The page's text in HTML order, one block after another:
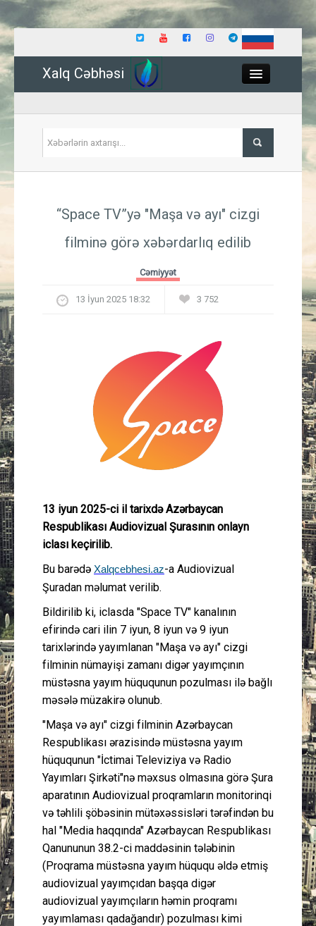
Xalq Cəbhəsi
İqtisadiyyat
Mədəniyyət
Müsahibə
İdman
Gündəm
“Space TV”yə "Maşa və ayı" cizgi
filminə görə xəbərdarlıq edilib
Cəmiyyət
13 İyun 2025 18:32 3 752
13 iyun 2025-ci il tarixdə Azərbaycan
Respublikası Audiovizual Şurasının onlayn
iclası keçirilib.
Bu barədə Xalqcebhesi.az-a Audiovizual
Şuradan məlumat verilib.
Bildirilib ki, iclasda "Space TV" kanalının
efirində cari ilin 7 iyun, 8 iyun və 9 iyun
tarixlərində yayımlanan "Maşa və ayı" cizgi
filminin nümayişi zamanı digər yayımçının
müstəsna yayım hüququnun pozulması ilə bağlı
məsələ müzakirə olunub.
"Maşa və ayı" cizgi filminin Azərbaycan
Respublikası ərazisində müstəsna yayım
hüququnun "İctimai Televiziya və Radio
Yayımları Şirkəti"nə məxsus olmasına görə Şura
aparatının Audiovizual proqramların monitorinqi
və təhlili şöbəsinin mütəxəssisləri tərəfindən bu
hal "Media haqqında" Azərbaycan Respublikası
Qanununun 38.2-ci maddəsinin tələbinin
(Proqrama müstəsna yayım hüququ əldə etmiş
audiovizual yayımçıdan başqa digər
audiovizual yayımçıların həmin proqramı
yayımlaması qadağandır) pozulması kimi